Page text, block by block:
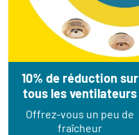
10% de réduction sur
tous les ventilateurs
Offrez-vous un peu de
fraîcheur